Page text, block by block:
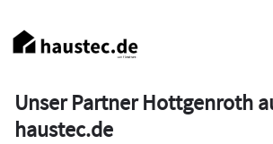
zum
Inhalt
Haupt-
Navigation
Unser Partner Hottgenroth
haustec.de